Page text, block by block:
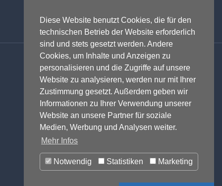
Diese Website benutzt Cookies, die für den
technischen Betrieb der Website erforderlich
sind und stets gesetzt werden. Andere
Cookies, um Inhalte und Anzeigen zu
personalisieren und die Zugriffe auf unsere
Website zu analysieren, werden nur mit Ihrer
Zustimmung gesetzt. Außerdem geben wir
Informationen zu Ihrer Verwendung unserer
Website an unsere Partner für soziale
Medien, Werbung und Analysen weiter.
Mehr Infos
Notwendig Statistiken Marketing
Fax:0211-16888601
Anwalt - Rechtsanwalt - Fachanwalt
für Gewerblichen Rechtsschutz -
Fachanwalt für IT-Recht -
Markenrecht,Wettbewerbsrecht,
Urheberrecht,IT-Recht und
Onlinerecht,E-Commerce,
Designrecht ,Medienrecht &
Presserecht
Glücksspielrecht-Abmahnungund
Einstweilige Verfügung